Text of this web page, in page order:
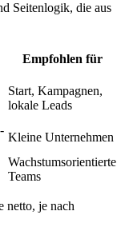
Seitenlogik, die aus
Empfohlen für
Start, Kampagnen,
lokale Leads
Kleine Unternehmen
Wachstumsorientierte
Teams
netto, je nach